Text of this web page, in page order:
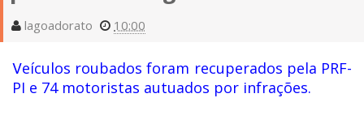
lagoadorato 10:00
Veículos roubados foram recuperados pela PRF-
PI e 74 motoristas autuados por infrações.